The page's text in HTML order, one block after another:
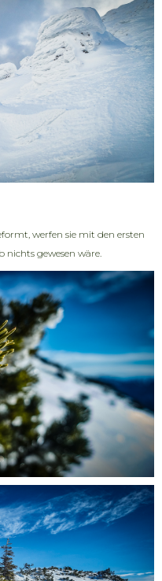
werfen sie mit den ersten
nichts gewesen wäre.